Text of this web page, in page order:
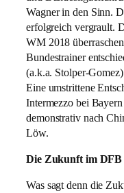
Wagner in den Sinn.
erfolgreich vergrault.
WM 2018
Bundestrainer
(a.k.a. Stolper-
Eine umstrittene
Intermezzo bei
demonstrativ nach
Löw.
Die Zukunft im DFB
Was sagt denn die